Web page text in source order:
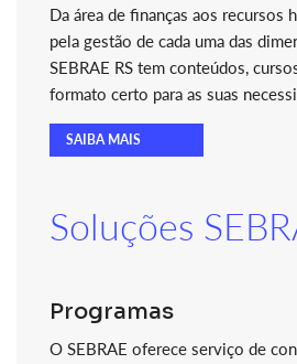
Da área de finanças aos recursos
pela gestão de cada uma das
SEBRAE RS tem conteúdos,
formato certo para as suas
SAIBA MAIS
Soluções
Programas
O SEBRAE oferece serviço de